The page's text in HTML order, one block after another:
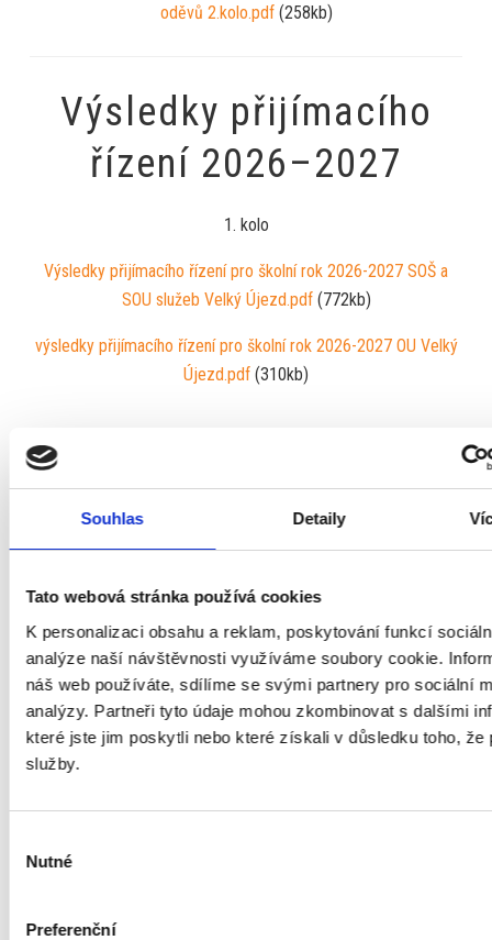
Souhlas Detaily
Tato webová stránka používá cookies
K personalizaci obsahu a reklam, poskytování funkcí
analýze naší návštěvnosti využíváme soubory cookie.
náš web používáte, sdílíme se svými partnery pro sociální
analýzy. Partneři tyto údaje mohou zkombinovat s dalšími
které jste jim poskytli nebo které získali v důsledku toho, že
služby.
souhlasu
Nutné
Preferenční
oděvů 2.kolo.pdf(258kb)
Výsledky přijímacího
řízení 2026–2027
1. kolo
Výsledky přijímacího řízení pro školní rok 2026-2027 SOŠ a
SOU služeb Velký Újezd.pdf(772kb)
výsledky přijímacího řízení pro školní rok 2026-2027 OU Velký
Újezd.pdf (310kb)
Pololetní a jarní
prázdniny
Pololetní prázdniny proběhnou na naší škole v pátek 30. ledna,
jarní prázdniny pak navážou od pondělí 2. února do neděle 8.
února. Užijte si volno!
Dny otevřených dveří na
naší škole
středu 11. února 2026, vždy od 7.30 do 16.30 hodin. Těšíme se